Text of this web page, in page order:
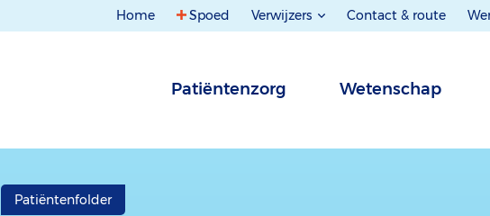
Home Spoed Verwijzers Contact & route
Patiëntenzorg Wetenschap
Patiëntenfolder